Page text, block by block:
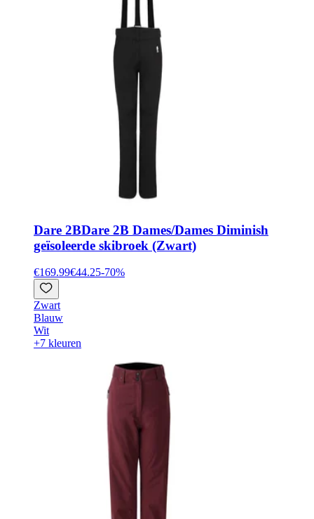
Dare 2BDare 2B Dames/Dames Diminish
geïsoleerde skibroek (Zwart)
€169.99€44.25-70%
Zwart
Blauw
Wit
+7 kleuren